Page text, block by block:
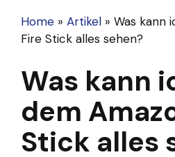
Home » Artikel » Was kann
Fire Stick alles sehen?
Was kann
dem
Stick alles